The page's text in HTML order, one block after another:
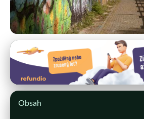
prahaclub.cz
Pražský Street Art:
Uznání a Turistické
Obsah